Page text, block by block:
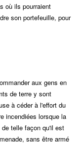
où ils pourraient
son portefeuille, pour
aux gens en
de terre y sont
à céder à l'effort du
incendiées lorsque la
telle façon qu'il est
sans être armé